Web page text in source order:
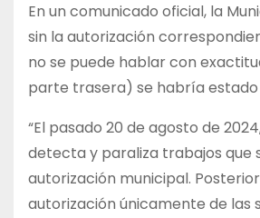
En un comunicado oficial, la
sin la autorización
no se puede hablar con
parte trasera) se habría estado
“El pasado 20 de agosto de
detecta y paraliza trabajos que
autorización municipal.
autorización únicamente de las